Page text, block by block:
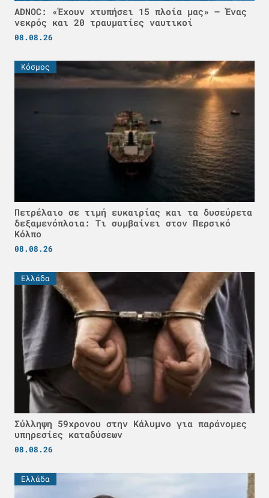
ADNOC: «Έχουν χτυπήσει 15 πλοία μας» – Ένας
νεκρός και 20 τραυματίες ναυτικοί
08.08.26
Κόσμος
Πετρέλαιο σε τιμή ευκαιρίας και τα δυσεύρετα
δεξαμενόπλοια: Τι συμβαίνει στον Περσικό
Κόλπο
08.08.26
Ελλάδα
Σύλληψη 59χρονου στην Κάλυμνο για παράνομες
υπηρεσίες καταδύσεων
08.08.26
Ελλάδα